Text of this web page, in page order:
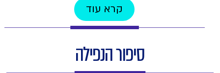
קרא עוד
סיפור הנפילה